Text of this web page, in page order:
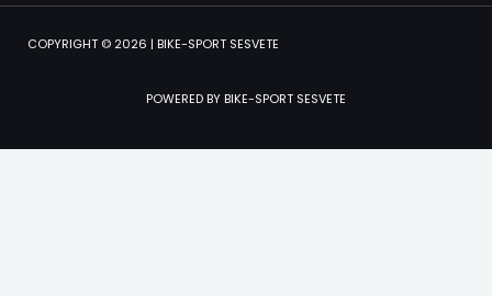
COPYRIGHT © 2026 | BIKE-SPORT SESVETE
POWERED BY BIKE-SPORT SESVETE